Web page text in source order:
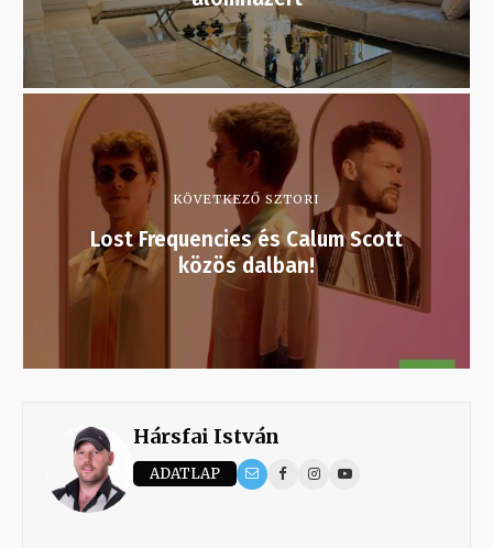
KÖVETKEZŐ SZTORI
Lost Frequencies és Calum Scott
közös dalban!
Hársfai István
ADATLAP